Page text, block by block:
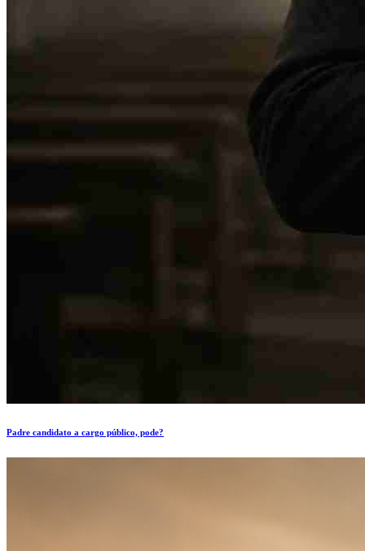
Padre candidato a cargo público, pode?